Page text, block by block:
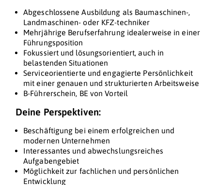
Abgeschlossene Ausbildung als Baumaschinen-,
Landmaschinen- oder KFZ-techniker
Mehrjährige Berufserfahrung idealerweise in einer
Führungsposition
Fokussiert und lösungsorientiert, auch in
belastenden Situationen
Serviceorientierte und engagierte Persönlichkeit
mit einer genauen und strukturierten Arbeitsweise
B-Führerschein, BE von Vorteil
Deine Perspektiven:
Beschäftigung bei einem erfolgreichen und
modernen Unternehmen
Interessantes und abwechslungsreiches
Aufgabengebiet
Möglichkeit zur fachlichen und persönlichen
Entwicklung